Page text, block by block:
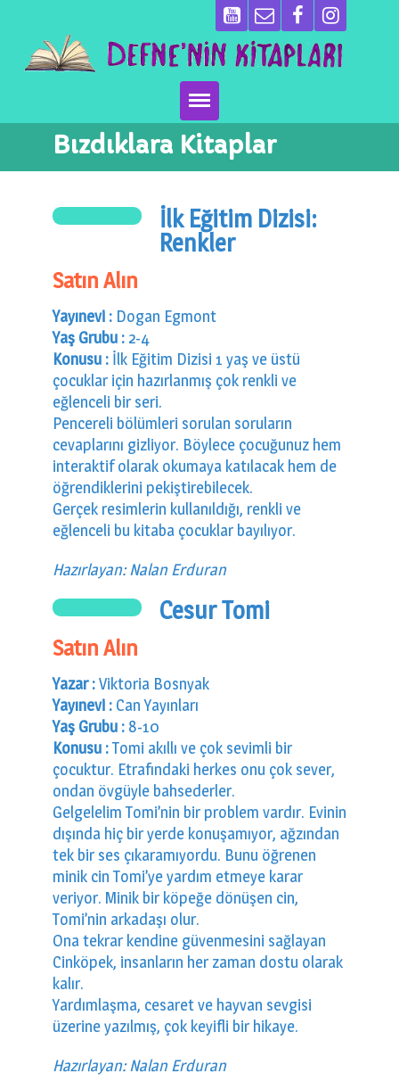
Ana Sayfa
Ben Kimim?
Emeği Geçenler
Neler Yapıyoruz?
Basın
0 km.Bızdıklar Yazılarım
Filmlerimiz
Hadi Bize Yazın
Bızdıklara Kitaplar
İlk Eğitim Dizisi:
Renkler
Satın Alın
Yayınevi : Dogan Egmont
Yaş Grubu : 2-4
Konusu : İlk Eğitim Dizisi 1 yaş ve üstü
çocuklar için hazırlanmış çok renkli ve
eğlenceli bir seri.
Pencereli bölümleri sorulan soruların
cevaplarını gizliyor. Böylece çocuğunuz hem
interaktif olarak okumaya katılacak hem de
öğrendiklerini pekiştirebilecek.
Gerçek resimlerin kullanıldığı, renkli ve
eğlenceli bu kitaba çocuklar bayılıyor.
Hazırlayan: Nalan Erduran
Cesur Tomi
Satın Alın
Yazar :Viktoria Bosnyak
Yayınevi : Can Yayınları
Yaş Grubu : 8-10
Konusu :Tomi akıllı ve çok sevimli bir
çocuktur. Etrafındaki herkes onu çok sever,
ondan övgüyle bahsederler.
Gelgelelim Tomi’nin bir problem vardır. Evinin
dışında hiç bir yerde konuşamıyor, ağzından
tek bir ses çıkaramıyordu. Bunu öğrenen
minik cin Tomi’ye yardım etmeye karar
veriyor. Minik bir köpeğe dönüşen cin,
Tomi’nin arkadaşı olur.
Ona tekrar kendine güvenmesini sağlayan
Cinköpek, insanların her zaman dostu olarak
kalır.
Yardımlaşma, cesaret ve hayvan sevgisi
üzerine yazılmış, çok keyifli bir hikaye.
Hazırlayan: Nalan Erduran